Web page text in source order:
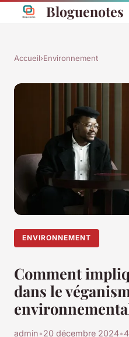
Bloguenotes
Accueil›Environnement
ENVIRONNEMENT
Comment
dans le
admin•20 décembre 2024•